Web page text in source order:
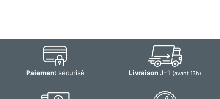
Paiementsécurisé LivraisonJ+1 (avant 13h)